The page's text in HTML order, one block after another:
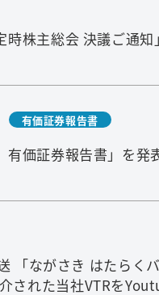
時株主総会 決議ご通知
有価証券報告書
有価証券報告書」を発
「ながさき はたらく
された当社VTRを